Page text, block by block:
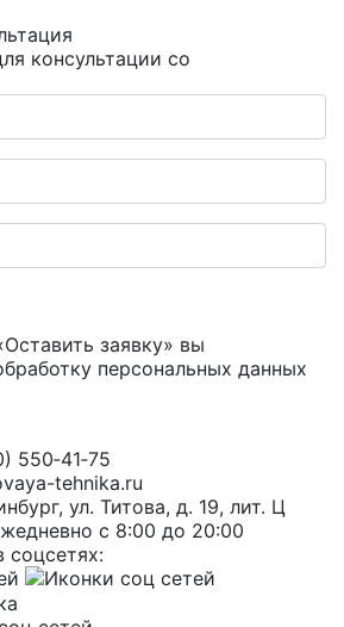
консультации со
заявку» вы
персональных данных
550‑41‑75
tehnika.ru
ул. Титова, д. 19, лит. Ц
с 8:00 до 20:00
соцсетях: